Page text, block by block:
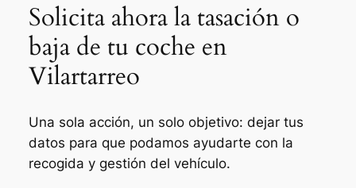
Solicita ahora la tasación o
baja de tu coche en
Vilartarreo
Una sola acción, un solo objetivo: dejar tus
datos para que podamos ayudarte con la
recogida y gestión del vehículo.